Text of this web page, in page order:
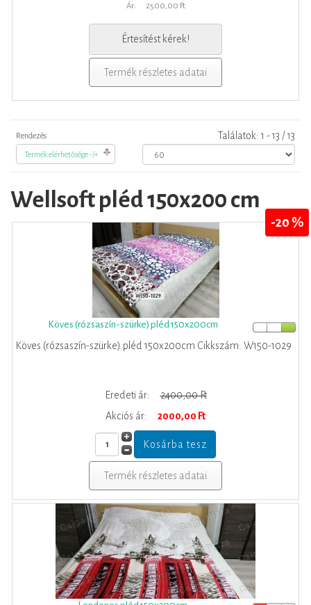
Ár: 2500,00 Ft
Értesítést kérek!
Termék részletes adatai
Rendezés
Termék elérhetősége -/+
Találatok: 1 - 13 / 13
Wellsoft pléd 150x200 cm
Köves (rózsaszín-szürke) pléd 150x200cm
Köves (rózsaszín-szürke) pléd 150x200cm Cikkszám: W150-1029
-20 %
Eredeti ár:
2400,00 Ft
Akciós ár:
2000,00 Ft
Termék részletes adatai